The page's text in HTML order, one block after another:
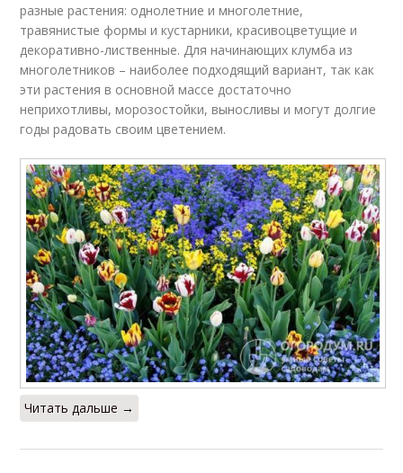
разные растения: однолетние и многолетние,
травянистые формы и кустарники, красивоцветущие и
декоративно-лиственные. Для начинающих клумба из
многолетников – наиболее подходящий вариант, так как
эти растения в основной массе достаточно
неприхотливы, морозостойки, выносливы и могут долгие
годы радовать своим цветением.
Читать дальше →